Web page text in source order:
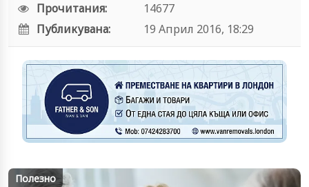
Прочитания:
14677
Публикувана:
19 Април 2016, 18:29
Полезно